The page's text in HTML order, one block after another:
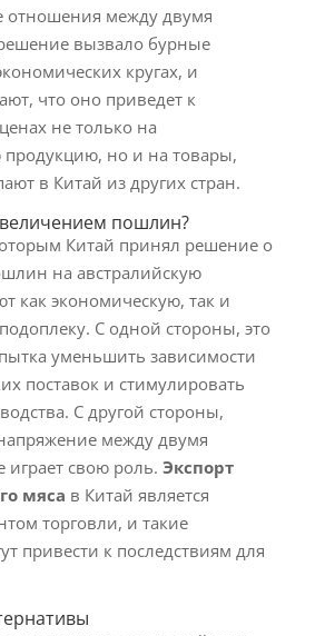
отношения между двумя
вызвало бурные
кругах, и
что оно приведет к
не только на
продукцию, но и на товары,
в Китай из других стран.
пошлин?
Китай принял решение о
на австралийскую
как экономическую, так и
С одной стороны, это
уменьшить зависимости
поставок и стимулировать
С другой стороны,
между двумя
играет свою роль. Экспорт
мяса в Китай является
торговли, и такие
привести к последствиям для